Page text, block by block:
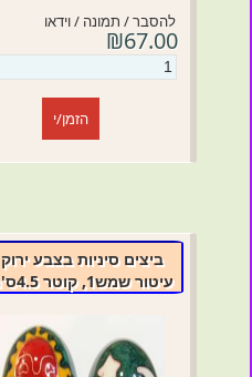
להסבר / תמונה / וידאו
₪67.00
הזמן/י
ביצים סיניות בצבע ירוק
עיטור שמש1, קוטר 4.5ס'מ